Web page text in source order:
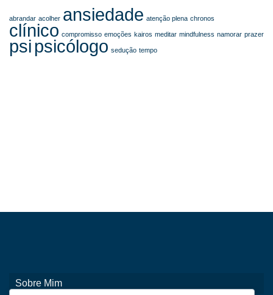
abrandar acolher ansiedade atenção plena chronos
clínico compromisso emoções kairos meditar mindfulness namorar prazer
psipsicólogo sedução tempo
Sobre Mim